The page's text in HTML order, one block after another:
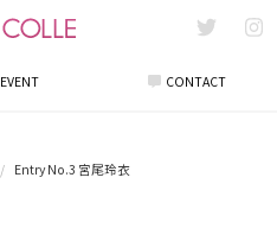
EVENT CONTACT
Entry No.3 宮尾玲衣